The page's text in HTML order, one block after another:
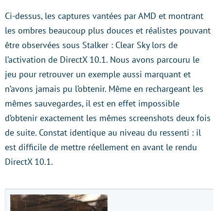
Ci-dessus, les captures vantées par AMD et montrant
les ombres beaucoup plus douces et réalistes pouvant
être observées sous Stalker : Clear Sky lors de
l’activation de DirectX 10.1. Nous avons parcouru le
jeu pour retrouver un exemple aussi marquant et
n’avons jamais pu l’obtenir. Même en rechargeant les
mêmes sauvegardes, il est en effet impossible
d’obtenir exactement les mêmes screenshots deux fois
de suite. Constat identique au niveau du ressenti : il
est difficile de mettre réellement en avant le rendu
DirectX 10.1.